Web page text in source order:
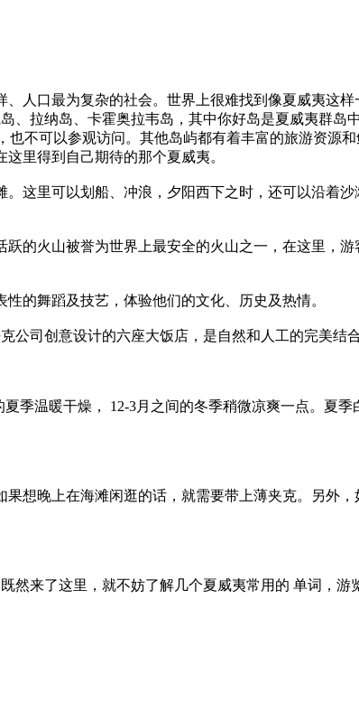
口最为复杂的社会。世界上很难找到像夏威夷这样
拉纳岛、卡霍奥拉韦岛，其中你好岛是夏威夷群岛
不可以参观访问。其他岛屿都有着丰富的旅游资源
里得到自己期待的那个夏威夷。
里可以划船、冲浪，夕阳西下之时，还可以沿着沙
火山被誉为世界上最安全的火山之一，在这里，游
的舞蹈及技艺，体验他们的文化、历史及热情。
司创意设计的六座大饭店，是自然和人工的完美结合
温暖干燥， 12-3月之间的冬季稍微凉爽一点。夏季
晚上在海滩闲逛的话，就需要带上薄夹克。另外，
来了这里，就不妨了解几个夏威夷常用的 单词，游